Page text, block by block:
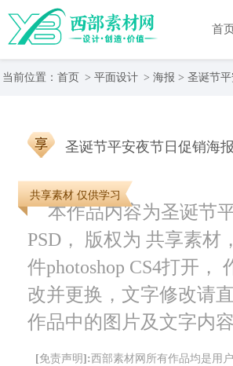
首
当前位置： 首页 > 平面设计 > 海报 > 圣诞节
圣诞节平安夜节日促销海报
共享素材 仅供学习
本作品内容为圣诞节
PSD， 版权为 共享素材
件photoshop CS4打开
改并更换，文字修改请
作品中的图片及文字内
[免责声明]:西部素材网所有作品均是用